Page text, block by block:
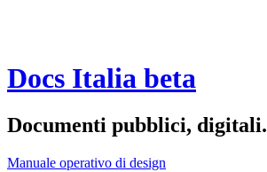
Docs Italia beta
Documenti pubblici, digitali.
Manuale operativo di design